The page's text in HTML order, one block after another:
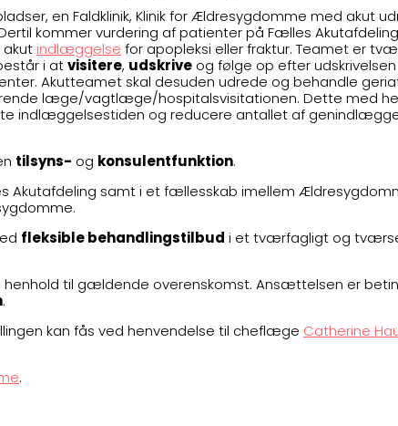
en Faldklinik, Klinik for Ældresygdomme med akut
kommer vurdering af patienter på Fælles
indlæggelse for apopleksi eller fraktur. Teamet er
i atvisitere, udskrive og følge op efter
Akutteamet skal desuden udrede og behandle
læge/vagtlæge/hospitalsvisitationen. Dette med
indlæggelsestiden og reducere antallet af
tilsyns- og konsulentfunktion.
Akutafdeling samt i et fællesskab imellem
fleksible behandlingstilbud i et tværfagligt og
til gældende overenskomst. Ansættelsen er
.
kan fås ved henvendelse til cheflæge Catherine
.